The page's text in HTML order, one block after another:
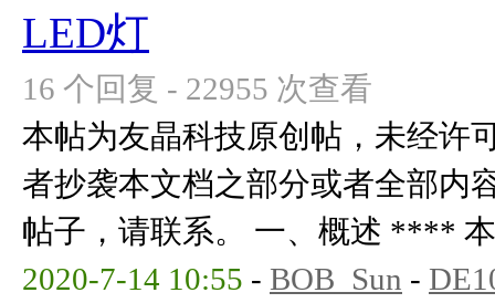
LED灯
16 个回复 - 22955 次查看
本帖为友晶科技原创帖，未经许
者抄袭本文档之部分或者全部内
帖子，请联系。 一、概述 ****
2020-7-14 10:55 - BOB_Sun -